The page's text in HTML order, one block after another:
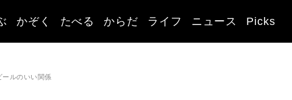
かぞく たべる からだ ライフ ニュース Picks
ールのいい関係